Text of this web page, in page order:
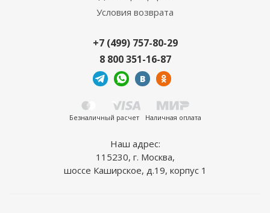
Условия возврата
+7 (499) 757-80-29
8 800 351-16-87
Безналичный расчет Наличная оплата
Наш адрес:
115230, г. Москва,
шоссе Каширское, д.19, корпус 1